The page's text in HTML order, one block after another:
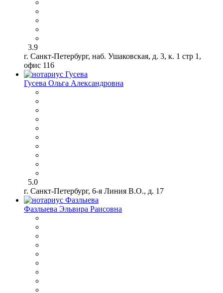
3.9
г. Санкт-Петербург, наб. Ушаковская, д. 3, к. 1 стр 1,
офис 116
Гусева Ольга Александровна
5.0
г. Санкт-Петербург, 6-я Линия В.О., д. 17
Фазлыева Эльвира Раисовна